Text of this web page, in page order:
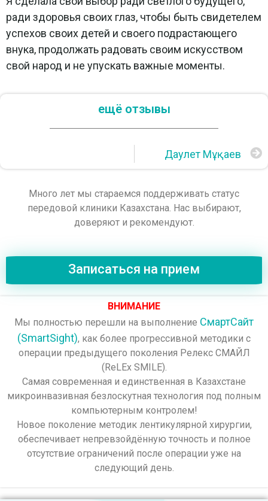
ради здоровья своих глаз, чтобы быть свидетелем
успехов своих детей и своего подрастающего
внука, продолжать радовать своим искусством
свой народ и не упускать важные моменты.
ещё отзывы
Даулет Мұқаев
Много лет мы стараемся поддерживать статус
передовой клиники Казахстана. Нас выбирают,
доверяют и рекомендуют.
Записаться на прием
ВНИМАНИЕ
Мы полностью перешли на выполнение СмартСайт
(SmartSight), как более прогрессивной методики с
операции предыдущего поколения Релекс СМАЙЛ
(ReLEx SMILE).
Самая современная и единственная в Казахстане
микроинвазивная безлоскутная технология под полным
компьютерным контролем!
Новое поколение методик лентикулярной хирургии,
обеспечивает непревзойдённую точность и полное
отсутствие ограничений после операции уже на
следующий день.